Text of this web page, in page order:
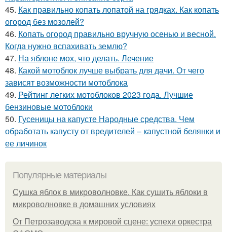
45. Как правильно копать лопатой на грядках. Как копать
огород без мозолей?
46. Копать огород правильно вручную осенью и весной.
Когда нужно вспахивать землю?
47. На яблоне мох, что делать. Лечение
48. Какой мотоблок лучше выбрать для дачи. От чего
зависят возможности мотоблока
49. Рейтинг легких мотоблоков 2023 года. Лучшие
бензиновые мотоблоки
50. Гусеницы на капусте Народные средства. Чем
обработать капусту от вредителей – капустной белянки и
ее личинок
Популярные материалы
Сушка яблок в микроволновке. Как сушить яблоки в
микроволновке в домашних условиях
От Петрозаводска к мировой сцене: успехи оркестра